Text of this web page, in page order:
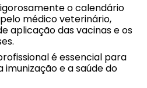
o calendário
médico veterinário,
aplicação das vacinas e os
é essencial para
e a saúde do